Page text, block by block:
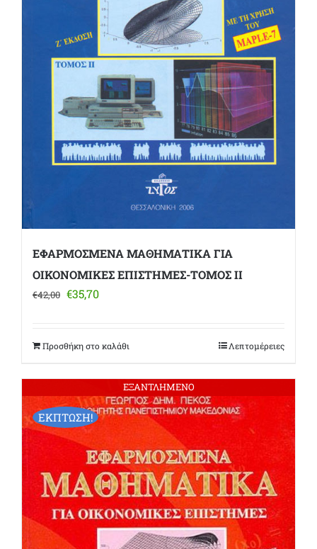
ΕΦΑΡΜΟΣΜΕΝΑ ΜΑΘΗΜΑΤΙΚΑ ΓΙΑ
ΟΙΚΟΝΟΜΙΚΕΣ ΕΠΙΣΤΗΜΕΣ-ΤΟΜΟΣ ΙΙ
€42,00 Original
€42,00.
€35,70Η
είναι:
Προσθήκη στο καλάθι Λεπτομέρειες
ΕΞΑΝΤΛΗΜΕΝΟ
ΕΚΠΤΩΣΗ!